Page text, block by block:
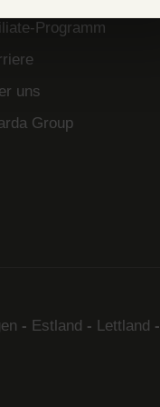
Programm
uns
Group
- Estland - Lettland -